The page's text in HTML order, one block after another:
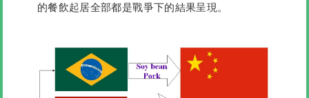
的餐飲起居全部都是戰爭下的結果呈現 。